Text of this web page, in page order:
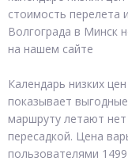
стоимость перелета
Волгограда в Минск
на нашем сайте
Календарь низких
показывает
маршруту летают
пересадкой. Цена
пользователями